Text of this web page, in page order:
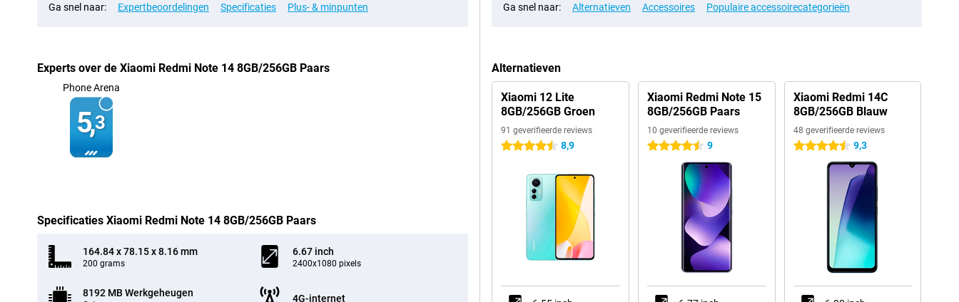
Ga snel naar: Expertbeoordelingen Specificaties Plus- & minpunten
Experts over de Xiaomi Redmi Note 14 8GB/256GB Paars
Phone Arena
5,3
Specificaties Xiaomi Redmi Note 14 8GB/256GB Paars
164.84 x 78.15 x 8.16 mm
200 grams
6.67 inch
2400x1080 pixels
8192 MB Werkgeheugen 4G-internet
Ga snel naar: Alternatieven Accessoires Populaire accessoirecategorieën
Alternatieven
Xiaomi 12 Lite
8GB/256GB Groen
91 geverifieerde reviews
4.5 sterren 8,9
Xiaomi Redmi Note 15
8GB/256GB Paars
10 geverifieerde reviews
4.5 sterren 9
Xiaomi Redmi 14C
8GB/256GB Blauw
48 geverifieerde reviews
4.5 sterren 9,3